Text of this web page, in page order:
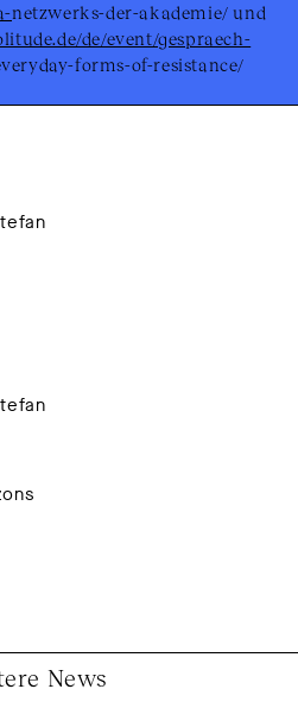
netzwerks-der-akademie/ und
de/event/gespraech-
forms-of-resistance/
News